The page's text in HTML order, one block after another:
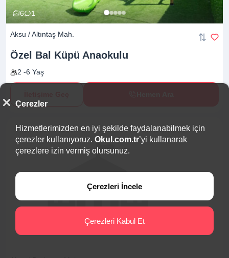
6 1
Aksu / Altıntaş Mah.
Özel Bal Küpü Anaokulu
2 -6 Yaş
Çerezler
Hizmetlerimizden en iyi şekilde faydalanabilmek için
çerezler kullanıyoruz. Okul.com.tr’yi kullanarak
çerezlere izin vermiş olursunuz.
Çerezleri İncele
Çerezleri Kabul Et